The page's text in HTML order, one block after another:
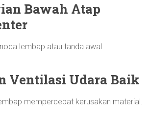
Bawah Atap
lembap atau tanda awal
Ventilasi Udara Baik
mempercepat kerusakan material.